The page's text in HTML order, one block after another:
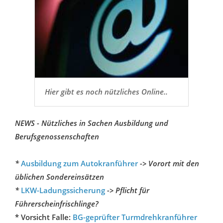
Hier gibt es noch nützliches Online..
NEWS - Nützliches in Sachen Ausbildung und
Berufsgenossenschaften
*Ausbildung zum Autokranführer-> Vorort mit den
üblichen Sondereinsätzen
* LKW-Ladungssicherung -> Pflicht für
Führerscheinfrischlinge?
* Vorsicht Falle: BG-geprüfter Turmdrehkranführer